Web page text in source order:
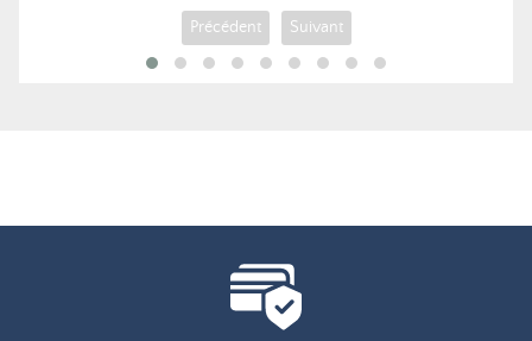
Précédent Suivant